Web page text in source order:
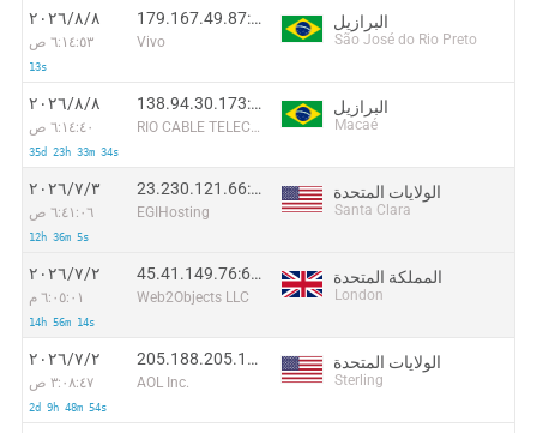
٨‏/٨‏/٢٠٢٦
٦:١٤:٥٣ ص
13s
179.167.49.87:60365
Vivo
البرازيل
São José do Rio Preto
٨‏/٨‏/٢٠٢٦
٦:١٤:٤٠ ص
35d 23h 33m 34s
138.94.30.173:16466
RIO CABLE TELECOM LTDA
البرازيل
Macaé
٣‏/٧‏/٢٠٢٦
٦:٤١:٠٦ ص
12h 36m 5s
23.230.121.66:21940
EGIHosting
الولايات المتحدة
Santa Clara
٢‏/٧‏/٢٠٢٦
٦:٠٥:٠١ م
14h 56m 14s
45.41.149.76:61530
Web2Objects LLC
المملكة المتحدة
London
٢‏/٧‏/٢٠٢٦
٣:٠٨:٤٧ ص
2d 9h 48m 54s
205.188.205.15:49844
AOL Inc.
الولايات المتحدة
Sterling